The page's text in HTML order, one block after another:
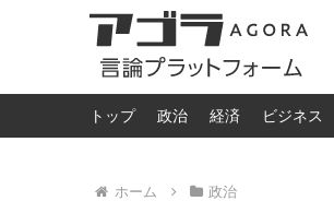
トップ 政治 経済 ビジネス
ホーム 政治